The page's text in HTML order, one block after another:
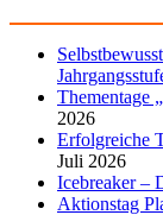
Thementage
2026
Erfolgreiche
Juli 2026
Icebreaker –
Aktionstag